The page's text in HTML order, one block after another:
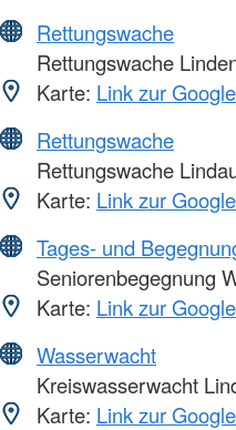
Rettungswache
Rettungswache
Karte: Link zur
Rettungswache
Rettungswache
Karte: Link zur
Tages- und
Seniorenbegegnung
Karte: Link zur
Wasserwacht
Kreiswasserwacht
Karte: Link zur